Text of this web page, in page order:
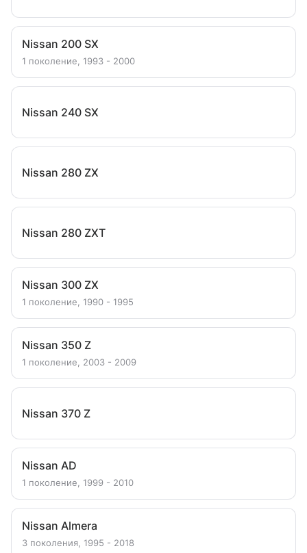
Nissan 200 SX
1 поколение, 1993 - 2000
Nissan 240 SX
Nissan 280 ZX
Nissan 280 ZXT
Nissan 300 ZX
1 поколение, 1990 - 1995
Nissan 350 Z
1 поколение, 2003 - 2009
Nissan 370 Z
Nissan AD
1 поколение, 1999 - 2010
Nissan Almera
3 поколения, 1995 - 2018